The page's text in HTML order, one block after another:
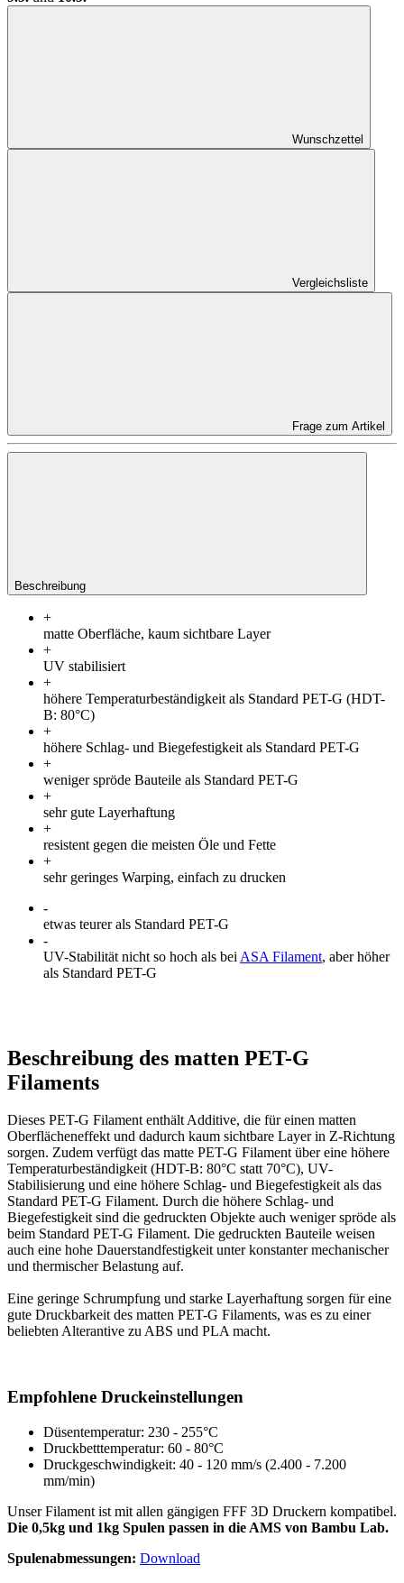
Wunschzettel
Vergleichsliste
Frage zum Artikel
Beschreibung
+
matte Oberfläche, kaum sichtbare Layer
+
UV stabilisiert
+
höhere Temperaturbeständigkeit als Standard PET-G (HDT-
B: 80°C)
+
höhere Schlag- und Biegefestigkeit als Standard PET-G
+
weniger spröde Bauteile als Standard PET-G
+
sehr gute Layerhaftung
+
resistent gegen die meisten Öle und Fette
+
sehr geringes Warping, einfach zu drucken
-
etwas teurer als Standard PET-G
-
UV-Stabilität nicht so hoch als bei ASA Filament, aber höher
als Standard PET-G
Beschreibung des matten PET-G
Filaments
Dieses PET-G Filament enthält Additive, die für einen matten
Oberflächeneffekt und dadurch kaum sichtbare Layer in Z-Richtung
sorgen. Zudem verfügt das matte PET-G Filament über eine höhere
Temperaturbeständigkeit (HDT-B: 80°C statt 70°C), UV-
Stabilisierung und eine höhere Schlag- und Biegefestigkeit als das
Standard PET-G Filament. Durch die höhere Schlag- und
Biegefestigkeit sind die gedruckten Objekte auch weniger spröde als
beim Standard PET-G Filament. Die gedruckten Bauteile weisen
auch eine hohe Dauerstandfestigkeit unter konstanter mechanischer
und thermischer Belastung auf.
Eine geringe Schrumpfung und starke Layerhaftung sorgen für eine
gute Druckbarkeit des matten PET-G Filaments, was es zu einer
beliebten Alterantive zu ABS und PLA macht.
Empfohlene Druckeinstellungen
Düsentemperatur: 230 - 255°C
Druckbetttemperatur: 60 - 80°C
Druckgeschwindigkeit: 40 - 120 mm/s (2.400 - 7.200
mm/min)
Unser Filament ist mit allen gängigen FFF 3D Druckern kompatibel.
Die 0,5kg und 1kg Spulen passen in die AMS von Bambu Lab.
Spulenabmessungen: Download